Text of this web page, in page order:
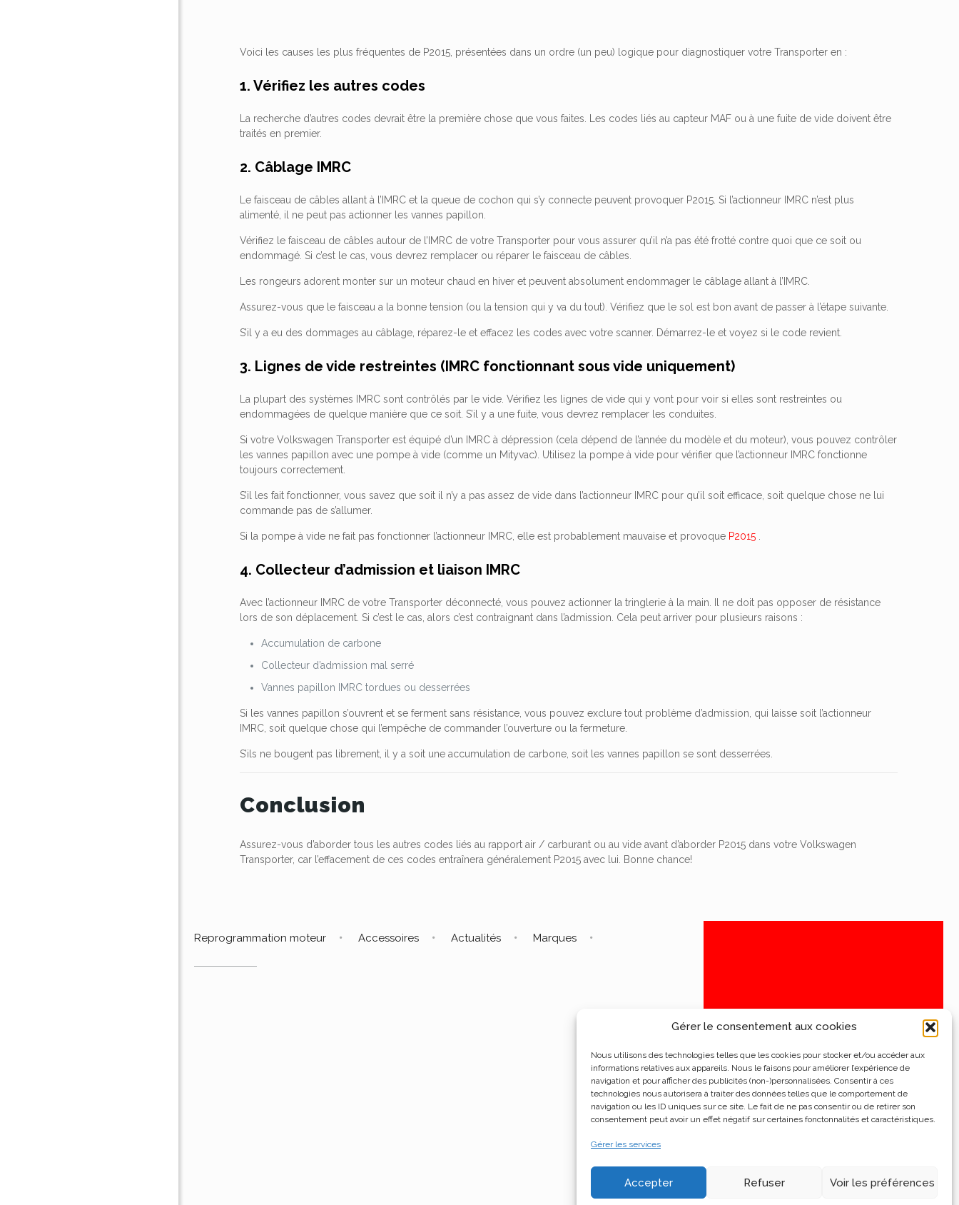
Gérer le consentement aux cookies
Nous utilisons des technologies telles que les cookies pour stocker et/ou accéder aux
informations relatives aux appareils. Nous le faisons pour améliorer l’expérience de
navigation et pour afficher des publicités (non-)personnalisées. Consentir à ces
technologies nous autorisera à traiter des données telles que le comportement de
navigation ou les ID uniques sur ce site. Le fait de ne pas consentir ou de retirer son
consentement peut avoir un effet négatif sur certaines fonctonnalités et caractéristiques.
Gérer les services
Accepter Refuser Voir les préférences
Voici les causes les plus fréquentes de P2015, présentées dans un ordre (un peu) logique pour diagnostiquer votre Transporter en :
1. Vérifiez les autres codes
La recherche d’autres codes devrait être la première chose que vous faites. Les codes liés au capteur MAF ou à une fuite de vide doivent être
traités en premier.
2. Câblage IMRC
Le faisceau de câbles allant à l’IMRC et la queue de cochon qui s’y connecte peuvent provoquer P2015. Si l’actionneur IMRC n’est plus
alimenté, il ne peut pas actionner les vannes papillon.
Vérifiez le faisceau de câbles autour de l’IMRC de votre Transporter pour vous assurer qu’il n’a pas été frotté contre quoi que ce soit ou
endommagé. Si c’est le cas, vous devrez remplacer ou réparer le faisceau de câbles.
Les rongeurs adorent monter sur un moteur chaud en hiver et peuvent absolument endommager le câblage allant à l’IMRC.
Assurez-vous que le faisceau a la bonne tension (ou la tension qui y va du tout). Vérifiez que le sol est bon avant de passer à l’étape suivante.
S’il y a eu des dommages au câblage, réparez-le et effacez les codes avec votre scanner. Démarrez-le et voyez si le code revient.
3. Lignes de vide restreintes (IMRC fonctionnant sous vide uniquement)
La plupart des systèmes IMRC sont contrôlés par le vide. Vérifiez les lignes de vide qui y vont pour voir si elles sont restreintes ou
endommagées de quelque manière que ce soit. S’il y a une fuite, vous devrez remplacer les conduites.
Si votre Volkswagen Transporter est équipé d’un IMRC à dépression (cela dépend de l’année du modèle et du moteur), vous pouvez contrôler
les vannes papillon avec une pompe à vide (comme un Mityvac). Utilisez la pompe à vide pour vérifier que l’actionneur IMRC fonctionne
toujours correctement.
S’il les fait fonctionner, vous savez que soit il n’y a pas assez de vide dans l’actionneur IMRC pour qu’il soit efficace, soit quelque chose ne lui
commande pas de s’allumer.
Si la pompe à vide ne fait pas fonctionner l’actionneur IMRC, elle est probablement mauvaise et provoque P2015
4. Collecteur d’admission et liaison IMRC
Avec l’actionneur IMRC de votre Transporter déconnecté, vous pouvez actionner la tringlerie à la main. Il ne doit pas opposer de résistance
lors de son déplacement. Si c’est le cas, alors c’est contraignant dans l’admission. Cela peut arriver pour plusieurs raisons :
Accumulation de carbone
Collecteur d’admission mal serré
Vannes papillon IMRC tordues ou desserrées
Si les vannes papillon s’ouvrent et se ferment sans résistance, vous pouvez exclure tout problème d’admission, qui laisse soit l’actionneur
IMRC, soit quelque chose qui l’empêche de commander l’ouverture ou la fermeture.
S’ils ne bougent pas librement, il y a soit une accumulation de carbone, soit les vannes papillon se sont desserrées.
Conclusion
Assurez-vous d’aborder tous les autres codes liés au rapport air / carburant ou au vide avant d’aborder P2015 dans votre Volkswagen
Transporter, car l’effacement de ces codes entraînera généralement P2015 avec lui.
Bonne chance!
Reprogrammation moteur Accessoires Actualités Marques